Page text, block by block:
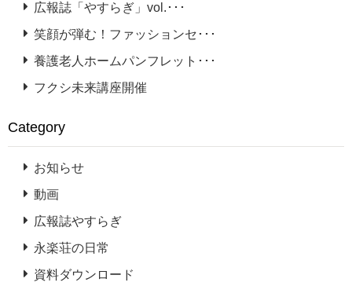
広報誌「やすらぎ」vol.･･･
笑顔が弾む！ファッションセ･･･
養護老人ホームパンフレット･･･
フクシ未来講座開催
Category
お知らせ
動画
広報誌やすらぎ
永楽荘の日常
資料ダウンロード